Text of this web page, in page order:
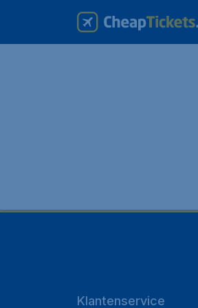
Klantenservice